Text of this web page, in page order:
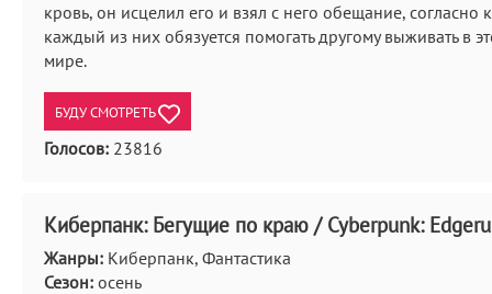
кровь, он исцелил его и взял с него обещание, согласно
каждый из них обязуется помогать другому выживать в
мире.
БУДУ СМОТРЕТЬ
Голосов: 23816
Киберпанк: Бегущие по краю / Cyberpunk:
Жанры: Киберпанк, Фантастика
Сезон: осень